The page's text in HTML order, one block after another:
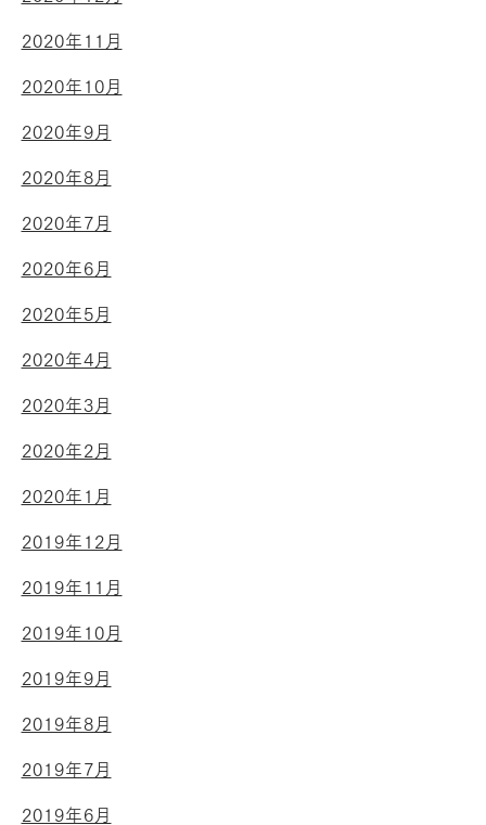
2020年11月
2020年10月
2020年9月
2020年8月
2020年7月
2020年6月
2020年5月
2020年4月
2020年3月
2020年2月
2020年1月
2019年12月
2019年11月
2019年10月
2019年9月
2019年8月
2019年7月
2019年6月